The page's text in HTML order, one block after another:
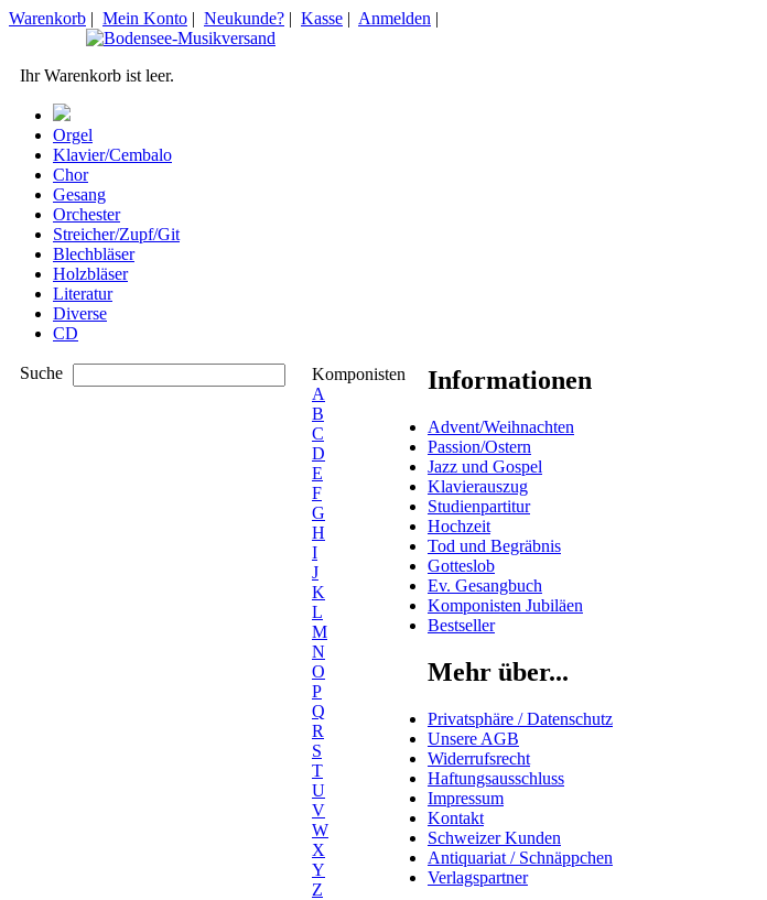
Warenkorb | Mein Konto | Neukunde? | Kasse | Anmelden |
Ihr Warenkorb ist leer.
Orgel
Klavier/Cembalo
Chor
Gesang
Orchester
Streicher/Zupf/Git
Blechbläser
Holzbläser
Literatur
Diverse
CD
Suche
Komponisten
A
B
C
D
E
F
G
H
I
J
K
L
M
N
O
P
Q
R
S
T
U
V
W
X
Y
Z
Informationen
Advent/Weihnachten
Passion/Ostern
Jazz und Gospel
Klavierauszug
Studienpartitur
Hochzeit
Tod und Begräbnis
Gotteslob
Ev. Gesangbuch
Komponisten Jubiläen
Bestseller
Mehr über...
Privatsphäre / Datenschutz
Unsere AGB
Widerrufsrecht
Haftungsausschluss
Impressum
Kontakt
Schweizer Kunden
Antiquariat / Schnäppchen
Verlagspartner